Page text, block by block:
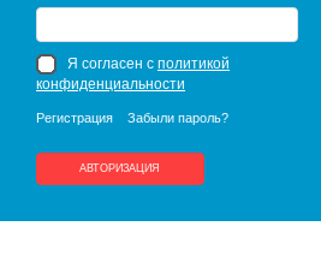
Я согласен с политикой
конфиденциальности
Регистрация Забыли пароль?
АВТОРИЗАЦИЯ